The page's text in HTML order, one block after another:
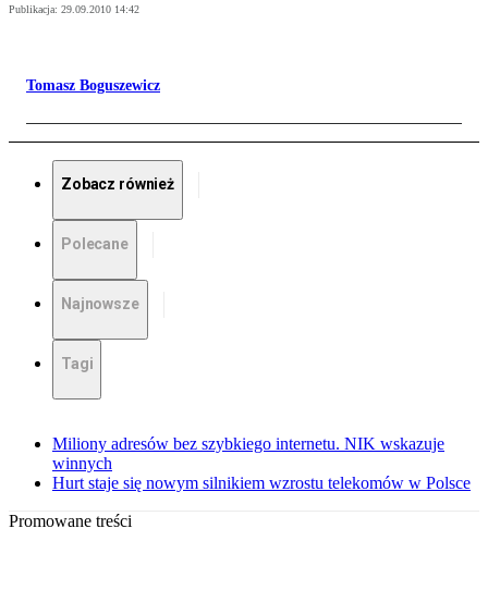
Publikacja: 29.09.2010 14:42
Tomasz Boguszewicz
Zobacz również
Polecane
Najnowsze
Tagi
Miliony adresów bez szybkiego internetu. NIK wskazuje
winnych
Hurt staje się nowym silnikiem wzrostu telekomów w Polsce
Promowane treści